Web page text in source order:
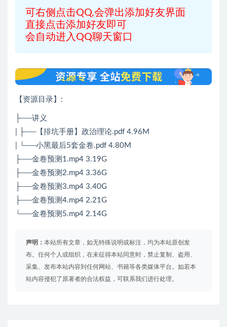
可右侧点击QQ,会弹出添加好友界面
直接点击添加好友即可
会自动进入QQ聊天窗口
【资源目录】:
├──讲义
| ├──【排坑手册】政治理论.pdf 4.96M
| └──小黑最后5套金卷.pdf 4.80M
├──金卷预测1.mp4 3.19G
├──金卷预测2.mp4 3.36G
├──金卷预测3.mp4 3.40G
├──金卷预测4.mp4 2.21G
└──金卷预测5.mp4 2.14G
声明： 本站所有文章，如无特殊说明或标注，均为本站原创发
布。任何个人或组织，在未征得本站同意时，禁止复制、盗用、
采集、发布本站内容到任何网站、书籍等各类媒体平台。如若本
站内容侵犯了原著者的合法权益，可联系我们进行处理。